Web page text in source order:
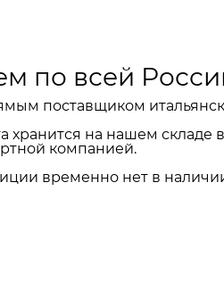
по всей
поставщиком
хранится на нашем складе
компанией.
временно нет в